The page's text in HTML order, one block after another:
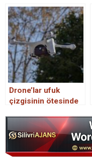
teknolojisini tersine
mühendislik ile
çözecek
Drone’lar ufuk
çizgisinin ötesinde